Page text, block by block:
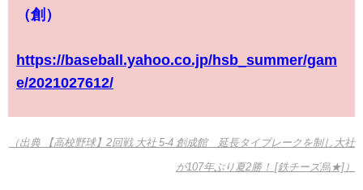
（創）
https://baseball.yahoo.co.jp/hsb_summer/gam
e/2021027612/
（出典 【高校野球】2回戦 大社 5-4 創成館 延長タイブレークを制し大社
が107年ぶり夏2勝！ [鉄チーズ烏★]）